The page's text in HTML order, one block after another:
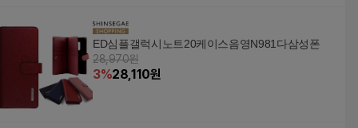
ED심플갤럭시노트20케이스음영N981다삼성폰
28,970원
3%28,110원